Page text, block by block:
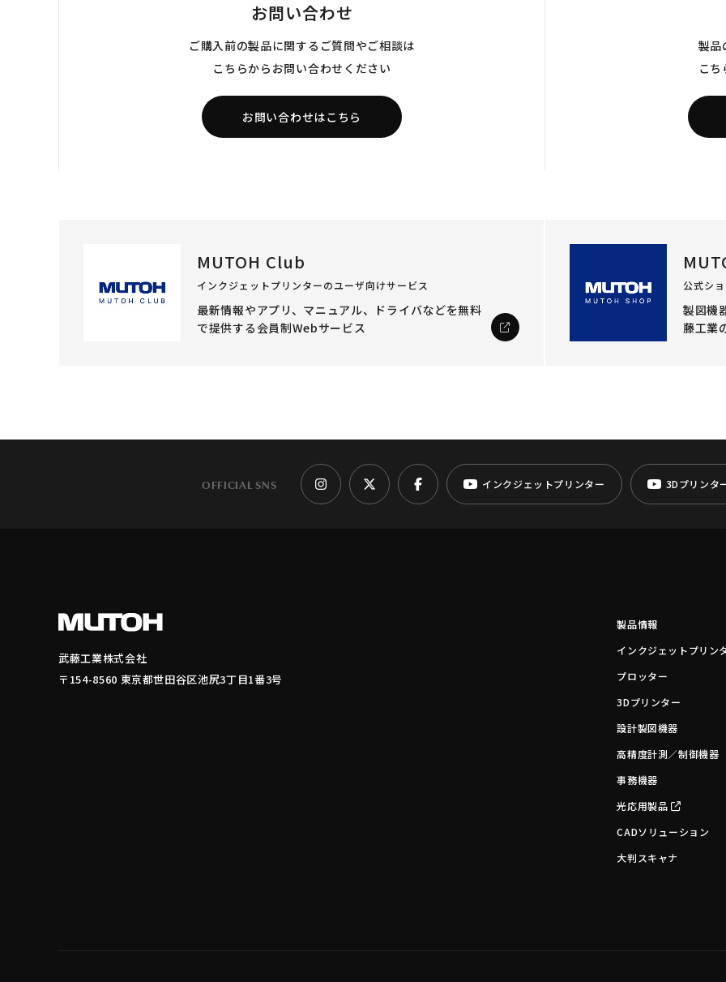
お問い合わせ
ご購入前の製品に関するご質問やご相談は
こちらからお問い合わせください
お問い合わせはこちら
製品
こ
MUTOH Club
インクジェットプリンターのユーザ向けサービス
最新情報やアプリ、マニュアル、ドライバなどを無料
で提供する会員制Webサービス
公式シ
製図機
藤工業
OFFICIAL SNS インクジェットプリンター 3Dプリンタ
武藤工業株式会社
〒154-8560 東京都世田谷区池尻3丁目1番3号
製品情報
インクジェットプリン
プロッター
3Dプリンター
設計製図機器
高精度計測／制御機器
事務機器
光応用製品
CADソリューション
大判スキャナ